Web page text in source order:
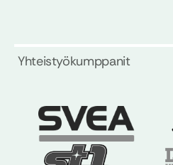
Yhteistyökumppanit